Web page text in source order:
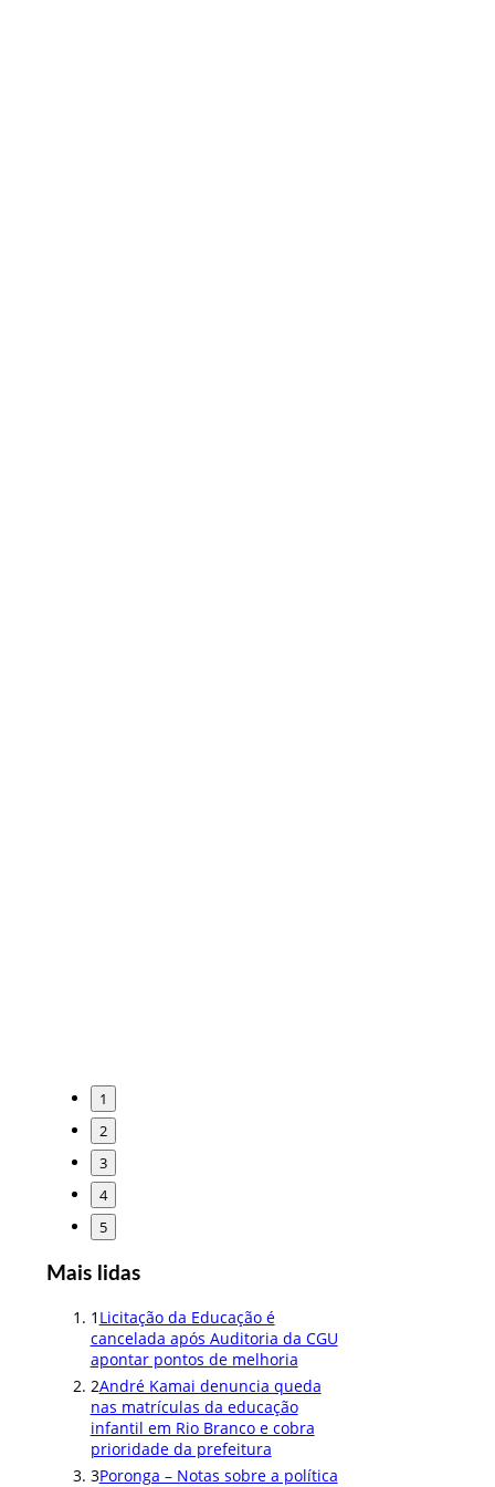
1
2
3
4
5
Mais lidas
1 Licitação da Educação é
cancelada após Auditoria da CGU
apontar pontos de melhoria
2André Kamai denuncia queda
nas matrículas da educação
infantil em Rio Branco e cobra
prioridade da prefeitura
3Poronga – Notas sobre a política